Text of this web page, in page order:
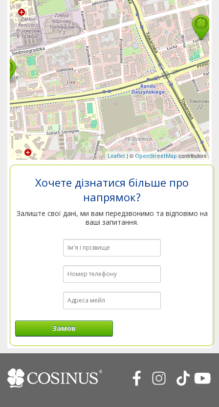
Leaflet | © OpenStreetMap contributors
Хочете дізнатися більше про
напрямок?
Залиште свої дані, ми вам передзвонимо та відповімо на
ваші запитання.
Замов